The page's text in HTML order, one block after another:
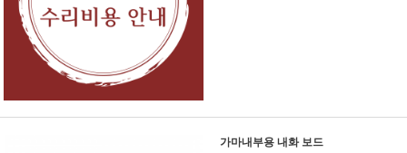
가마내부용 내화 보드